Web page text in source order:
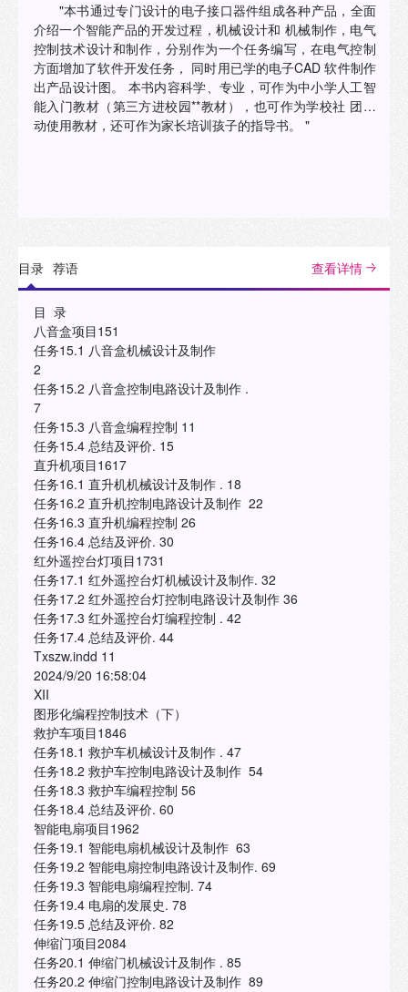
"本书通过专门设计的电子接口器件组成各种产品，全面
介绍一个智能产品的开发过程，机械设计和 机械制作，电气
控制技术设计和制作，分别作为一个任务编写，在电气控制
方面增加了软件开发任务， 同时用已学的电子CAD 软件制作
出产品设计图。 本书内容科学、专业，可作为中小学人工智
能入门教材（第三方进校园**教材），也可作为学校社 团活
动使用教材，还可作为家长培训孩子的指导书。 "
目录 荐语 查看详情
目 录
八音盒项目151
任务15.1 八音盒机械设计及制作
2
任务15.2 八音盒控制电路设计及制作 .
7
任务15.3 八音盒编程控制 11
任务15.4 总结及评价. 15
直升机项目1617
任务16.1 直升机机械设计及制作 . 18
任务16.2 直升机控制电路设计及制作 22
任务16.3 直升机编程控制 26
任务16.4 总结及评价. 30
红外遥控台灯项目1731
任务17.1 红外遥控台灯机械设计及制作. 32
任务17.2 红外遥控台灯控制电路设计及制作 36
任务17.3 红外遥控台灯编程控制 . 42
任务17.4 总结及评价. 44
Txszw.indd 11
2024/9/20 16:58:04
XII
图形化编程控制技术（下）
救护车项目1846
任务18.1 救护车机械设计及制作 . 47
任务18.2 救护车控制电路设计及制作 54
任务18.3 救护车编程控制 56
任务18.4 总结及评价. 60
智能电扇项目1962
任务19.1 智能电扇机械设计及制作 63
任务19.2 智能电扇控制电路设计及制作. 69
任务19.3 智能电扇编程控制. 74
任务19.4 电扇的发展史. 78
任务19.5 总结及评价. 82
伸缩门项目2084
任务20.1 伸缩门机械设计及制作 . 85
任务20.2 伸缩门控制电路设计及制作 89